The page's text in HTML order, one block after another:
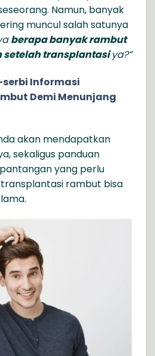
Namun, banyak
muncul salah satunya
berapa banyak rambut
setelah transplantasiya?”
serbi Informasi
Demi Menunjang
akan mendapatkan
sekaligus panduan
yang perlu
rambut bisa